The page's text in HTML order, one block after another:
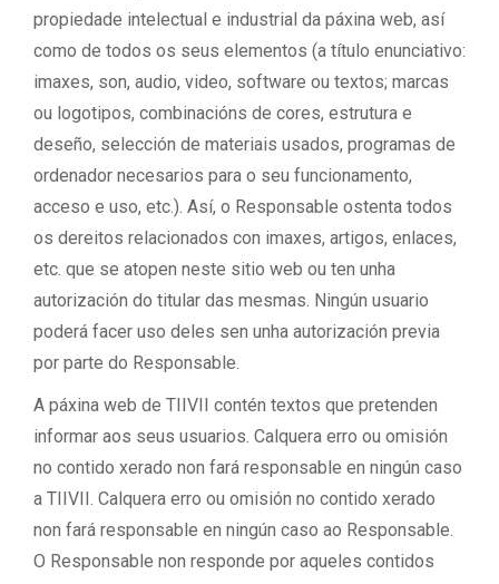
propiedade intelectual e industrial da páxina web, así
como de todos os seus elementos (a título enunciativo:
imaxes, son, audio, video, software ou textos; marcas
ou logotipos, combinacións de cores, estrutura e
deseño, selección de materiais usados, programas de
ordenador necesarios para o seu funcionamento,
acceso e uso, etc.). Así, o Responsable ostenta todos
os dereitos relacionados con imaxes, artigos, enlaces,
etc. que se atopen neste sitio web ou ten unha
autorización do titular das mesmas. Ningún usuario
poderá facer uso deles sen unha autorización previa
por parte do Responsable.
A páxina web de TIIVII contén textos que pretenden
informar aos seus usuarios. Calquera erro ou omisión
no contido xerado non fará responsable en ningún caso
a TIIVII. Calquera erro ou omisión no contido xerado
non fará responsable en ningún caso ao Responsable.
O Responsable non responde por aqueles contidos